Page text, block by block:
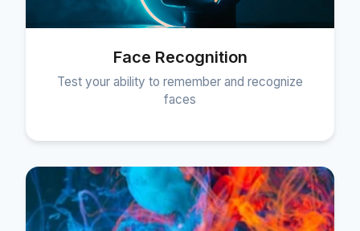
Face Recognition
Test your ability to remember and recognize
faces